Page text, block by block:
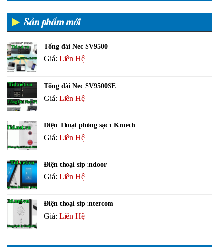
Sản phẩm mới
Tổng đài Nec SV9500
Giá: Liên Hệ
Tổng đài Nec SV9500SE
Giá: Liên Hệ
Điện Thoại phòng sạch Kntech
Giá: Liên Hệ
Điện thoại sip indoor
Giá: Liên Hệ
Điện thoại sip intercom
Giá: Liên Hệ